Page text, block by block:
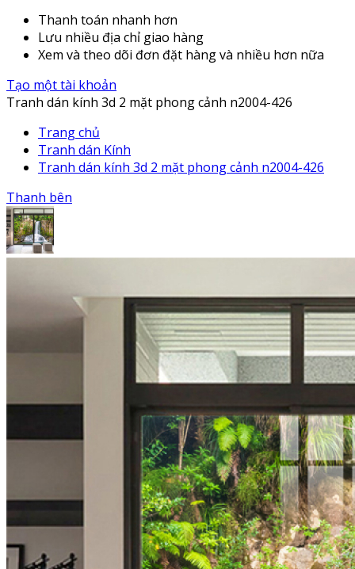
Thanh toán nhanh hơn
Lưu nhiều địa chỉ giao hàng
Xem và theo dõi đơn đặt hàng và nhiều hơn nữa
Tạo một tài khoản
Tranh dán kính 3d 2 mặt phong cảnh n2004-426
Trang chủ
Tranh dán Kính
Tranh dán kính 3d 2 mặt phong cảnh n2004-426
Thanh bên